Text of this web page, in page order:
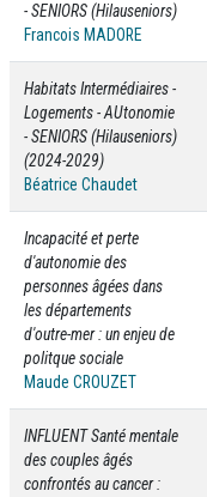
- SENIORS (Hilauseniors)
Francois MADORE
Habitats Intermédiaires -
Logements - AUtonomie
- SENIORS (Hilauseniors)
(2024-2029)
Béatrice Chaudet
Incapacité et perte
d'autonomie des
personnes âgées dans
les départements
d'outre-mer : un enjeu de
politque sociale
Maude CROUZET
INFLUENT Santé mentale
des couples âgés
confrontés au cancer :